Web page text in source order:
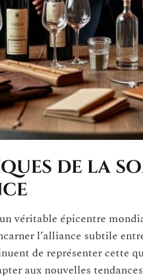
de la
véritable épicentre
l’alliance subtile
de représenter cette
aux nouvelles